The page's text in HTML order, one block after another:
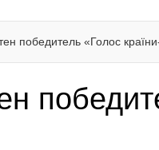
победитель «Голос